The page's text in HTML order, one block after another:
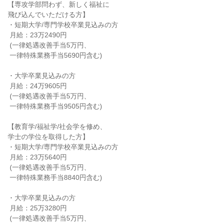
【専攻学部問わず、新しく福祉に
飛び込んでいただける方】
・短期大学/専門学校卒業見込みの方
・大学卒業見込みの方
【教育学/福祉学/社会学を修め、
学士の学位を取得した方】
・短期大学/専門学校卒業見込みの方
・大学卒業見込みの方